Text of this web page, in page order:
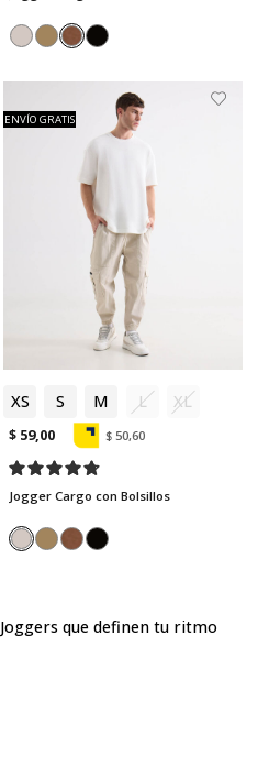
XS S M L XL
ENVÍO GRATIS
$ 59,00 $ 50,60
Jogger Cargo con Bolsillos
Joggers que definen tu ritmo